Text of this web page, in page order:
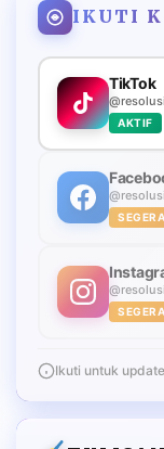
IKUTI
TikTok
AKTIF
Ikuti untuk